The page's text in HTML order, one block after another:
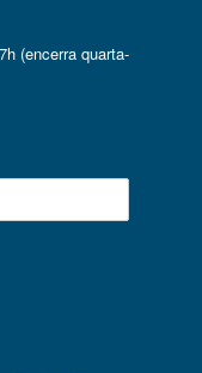
(encerra quarta-